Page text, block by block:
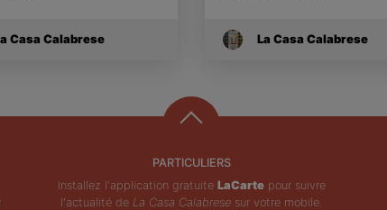
Casa Calabrese La Casa Calabrese
PARTICULIERS
Installez l'application gratuite LaCartepour suivre
l'actualité de La Casa Calabrese sur votre mobile.